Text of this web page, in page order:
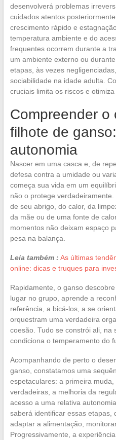
desenvolverá problemas
cuidados atentos
crescimento rápido e
temperatura ambiente e do
frequentes ocorrem durante a
um ambiente externo ou
etapas, às vezes
sociabilidade na idade adulta.
cruciais limita os riscos e
Compreender o
filhote de
autonomia
Nascer em uma casca e, de
defesa contra a umidade ou
começa sua vida em um
não o protege
de seu abrigo, do calor, da
da mãe ou de uma fonte de
momentos não deixam espaço
pesa na balança.
Leia também : As últimas
online: dicas e truques para
Rapidamente, o ganso
lugar no grupo, aprende a
referência, a bicá-los, a se
orquestram uma verdadeira
coesão. Tudo se constrói ali, na
condiciona o temperamento do
Acompanhando de perto o
ganso, constatamos uma
espetaculares: a primeira
verdadeiras, a melhoria da
acesso a uma relativa
saberá identificar essas etapas,
adaptar a alimentação,
Progressivamente, a